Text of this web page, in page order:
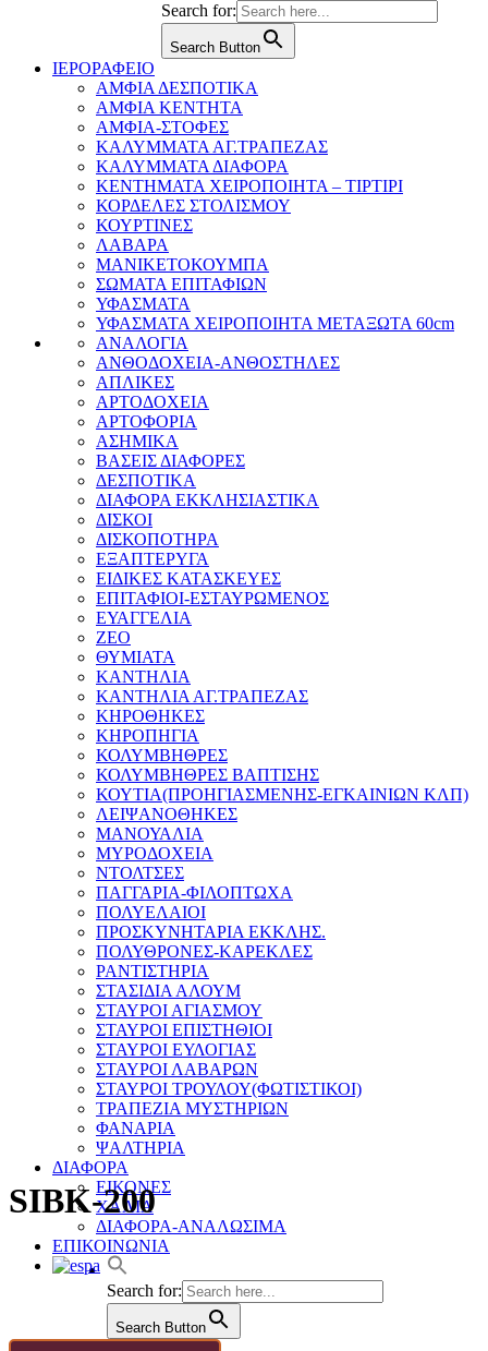
Search for:
Search Button
ΙΕΡΟΡΑΦΕΙΟ
ΑΜΦΙΑ ΔΕΣΠΟΤΙΚΑ
ΑΜΦΙΑ ΚΕΝΤΗΤΑ
ΑΜΦΙΑ-ΣΤΟΦΕΣ
ΚΑΛΥΜΜΑΤΑ ΑΓ.ΤΡΑΠΕΖΑΣ
ΚΑΛΥΜΜΑΤΑ ΔΙΑΦΟΡΑ
ΚΕΝΤΗΜΑΤΑ ΧΕΙΡΟΠΟΙΗΤΑ – ΤΙΡΤΙΡΙ
ΚΟΡΔΕΛΕΣ ΣΤΟΛΙΣΜΟΥ
ΚΟΥΡΤΙΝΕΣ
ΛΑΒΑΡΑ
ΜΑΝΙΚΕΤΟΚΟΥΜΠΑ
ΣΩΜΑΤΑ ΕΠΙΤΑΦΙΩΝ
ΥΦΑΣΜΑΤΑ
ΥΦΑΣΜΑΤΑ ΧΕΙΡΟΠΟΙΗΤΑ ΜΕΤΑΞΩΤΑ 60cm
ΑΝΑΛΟΓΙΑ
ΑΝΘΟΔΟΧΕΙΑ-ΑΝΘΟΣΤΗΛΕΣ
ΑΠΛΙΚΕΣ
ΑΡΤΟΔΟΧΕΙΑ
ΑΡΤΟΦΟΡΙΑ
ΑΣΗΜΙΚΑ
ΒΑΣΕΙΣ ΔΙΑΦΟΡΕΣ
ΔΕΣΠΟΤΙΚΑ
ΔΙΑΦΟΡΑ ΕΚΚΛΗΣΙΑΣΤΙΚΑ
ΔΙΣΚΟΙ
ΔΙΣΚΟΠΟΤΗΡΑ
ΕΞΑΠΤΕΡΥΓΑ
ΕΙΔΙΚΕΣ ΚΑΤΑΣΚΕΥΕΣ
ΕΠΙΤΑΦΙΟΙ-ΕΣΤΑΥΡΩΜΕΝΟΣ
ΕΥΑΓΓΕΛΙΑ
ΖΕΟ
ΘΥΜΙΑΤΑ
ΚΑΝΤΗΛΙΑ
ΚΑΝΤΗΛΙΑ ΑΓ.ΤΡΑΠΕΖΑΣ
ΚΗΡΟΘΗΚΕΣ
ΚΗΡΟΠΗΓΙΑ
ΚΟΛΥΜΒΗΘΡΕΣ
ΚΟΛΥΜΒΗΘΡΕΣ ΒΑΠΤΙΣΗΣ
ΚΟΥΤΙΑ(ΠΡΟΗΓΙΑΣΜΕΝΗΣ-ΕΓΚΑΙΝΙΩΝ ΚΛΠ)
ΛΕΙΨΑΝΟΘΗΚΕΣ
ΜΑΝΟΥΑΛΙΑ
ΜΥΡΟΔΟΧΕΙΑ
ΝΤΟΛΤΣΕΣ
ΠΑΓΓΑΡΙΑ-ΦΙΛΟΠΤΩΧΑ
ΠΟΛΥΕΛΑΙΟΙ
ΠΡΟΣΚΥΝΗΤΑΡΙΑ ΕΚΚΛΗΣ.
ΠΟΛΥΘΡΟΝΕΣ-ΚΑΡΕΚΛΕΣ
ΡΑΝΤΙΣΤΗΡΙΑ
ΣΤΑΣΙΔΙΑ ΑΛΟΥΜ
ΣΤΑΥΡΟΙ ΑΓΙΑΣΜΟΥ
ΣΤΑΥΡΟΙ ΕΠΙΣΤΗΘΙΟΙ
ΣΤΑΥΡΟΙ ΕΥΛΟΓΙΑΣ
ΣΤΑΥΡΟΙ ΛΑΒΑΡΩΝ
ΣΤΑΥΡΟΙ ΤΡΟΥΛΟΥ(ΦΩΤΙΣΤΙΚΟΙ)
ΤΡΑΠΕΖΙΑ ΜΥΣΤΗΡΙΩΝ
ΦΑΝΑΡΙΑ
ΨΑΛΤΗΡΙΑ
ΔΙΑΦΟΡΑ
ΕΙΚΟΝΕΣ
ΧΑΛΙΑ
ΔΙΑΦΟΡΑ-ΑΝΑΛΩΣΙΜΑ
ΕΠΙΚΟΙΝΩΝΙΑ
Search for:
Search Button
SIBK-200